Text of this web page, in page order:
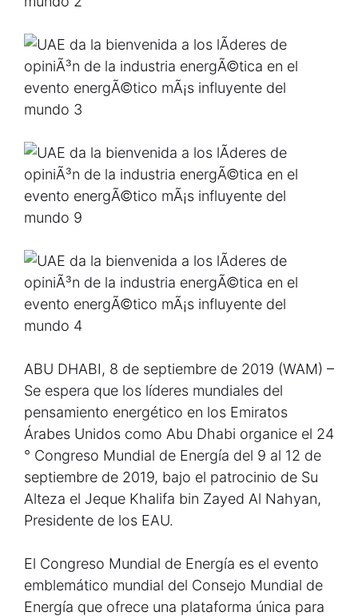
ABU DHABI, 8 de septiembre de 2019 (WAM) –
Se espera que los líderes mundiales del
pensamiento energético en los Emiratos
Árabes Unidos como Abu Dhabi organice el 24
° Congreso Mundial de Energía del 9 al 12 de
septiembre de 2019, bajo el patrocinio de Su
Alteza el Jeque Khalifa bin Zayed Al Nahyan,
Presidente de los EAU.
El Congreso Mundial de Energía es el evento
emblemático mundial del Consejo Mundial de
Energía que ofrece una plataforma única para